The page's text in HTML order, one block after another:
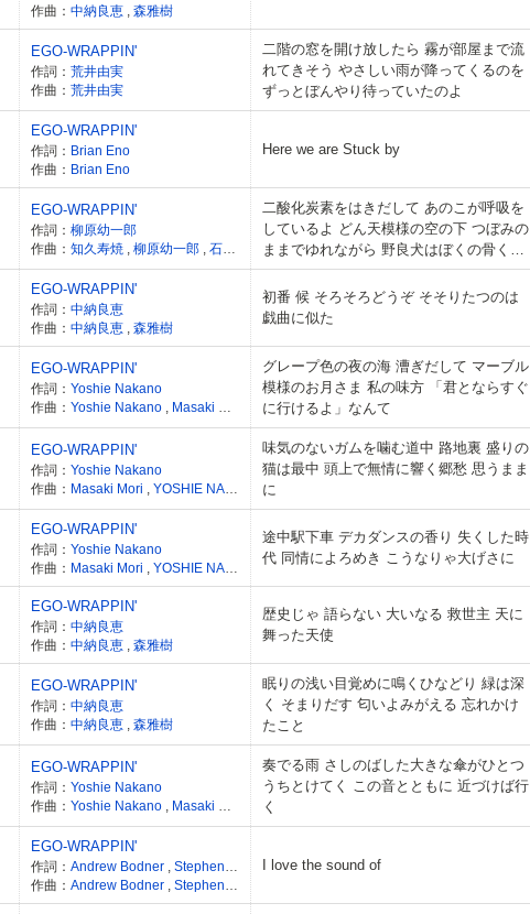
作曲： 中納良恵 森雅樹
EGO-WRAPPIN'
作詞： 荒井由実
作曲： 荒井由実
二階の窓を開け放したら 霧が部屋まで流
れてきそう やさしい雨が降ってくるのを
ずっとぼんやり待っていたのよ
EGO-WRAPPIN'
作詞： Brian Eno
作曲： Brian Eno
Here we are Stuck by
EGO-WRAPPIN'
作詞： 柳原幼一郎
作曲： 知久寿焼 柳原幼一郎 石川浩司 ,滝本晃司
二酸化炭素をはきだして あのこが呼吸を
しているよ どん天模様の空の下 つぼみの
ままでゆれながら 野良犬はぼくの骨くわ
え
EGO-WRAPPIN'
作詞： 中納良恵
作曲： 中納良恵 森雅樹
初番 候 そろそろどうぞ そそりたつのは
戯曲に似た
EGO-WRAPPIN'
作詞： Yoshie Nakano
作曲： Yoshie Nakano Masaki Mori
グレープ色の夜の海 漕ぎだして マーブル
模様のお月さま 私の味方 「君とならすぐ
に行けるよ」なんて
EGO-WRAPPIN'
作詞： Yoshie Nakano
作曲： Masaki Mori YOSHIE NAKANO
味気のないガムを噛む道中 路地裏 盛りの
猫は最中 頭上で無情に響く郷愁 思うまま
に
EGO-WRAPPIN'
作詞： Yoshie Nakano
作曲： Masaki Mori YOSHIE NAKANO
途中駅下車 デカダンスの香り 失くした時
代 同情によろめき こうなりゃ大げさに
EGO-WRAPPIN'
作詞： 中納良恵
作曲： 中納良恵 森雅樹
歴史じゃ 語らない 大いなる 救世主 天に
舞った天使
EGO-WRAPPIN'
作詞： 中納良恵
作曲： 中納良恵 森雅樹
眠りの浅い目覚めに鳴くひなどり 緑は深
く そまりだす 匂いよみがえる 忘れかけ
たこと
EGO-WRAPPIN'
作詞： Yoshie Nakano
作曲： Yoshie Nakano Masaki Mori
奏でる雨 さしのばした大きな傘がひとつ
うちとけてく この音とともに 近づけば行
く
EGO-WRAPPIN'
作詞： Andrew Bodner Stephen Goulding ,Nick Lowe
作曲： Andrew Bodner Stephen Goulding
I love the sound of